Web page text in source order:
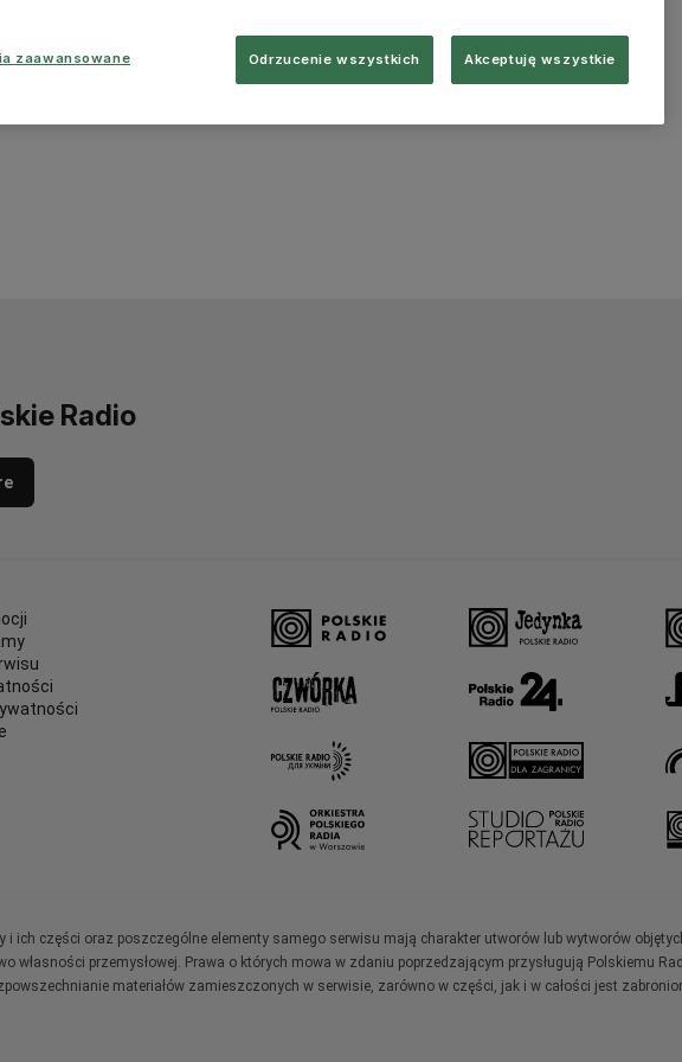
Radio
ich części oraz poszczególne elementy samego serwisu mają charakter utworów lub wytworów
własności przemysłowej. Prawa o których mowa w zdaniu poprzedzającym przysługują Polskiemu
materiałów zamieszczonych w serwisie, zarówno w części, jak i w całości jest
zaawansowane Odrzucenie wszystkich Akceptuję wszystkie